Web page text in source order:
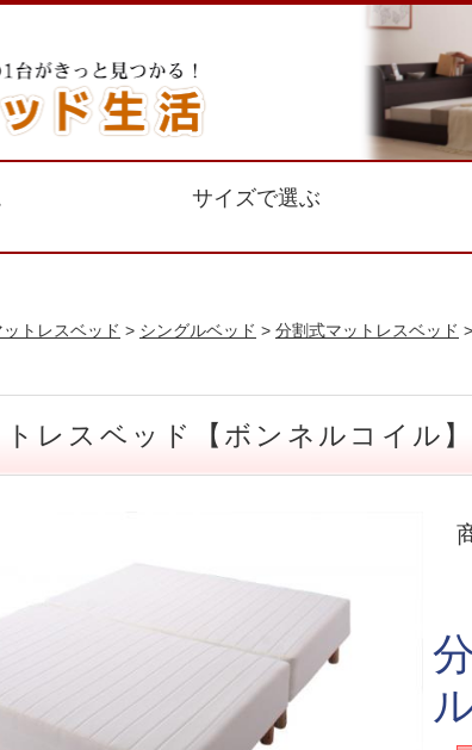
サイズで選ぶ
ットレスベッド > シングルベッド > 分割式マットレスベッド
レスベッド【ボンネルコイル